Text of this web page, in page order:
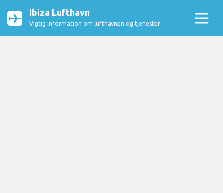
Ibiza Lufthavn
Vigtig information om lufthavnen og tjenester